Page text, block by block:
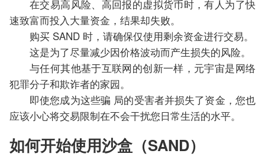
在交易高风险、高回报的虚拟货币时，有人为了快
速致富而投入大量资金，结果却失败。
购买 SAND 时，请确保仅使用剩余资金进行交易。
这是为了尽量减少因价格波动而产生损失的风险。
与任何其他基于互联网的创新一样，元宇宙是网络
犯罪分子和欺诈者的家园。
即使您成为这些骗 局的受害者并损失了资金，您也
应该小心将交易限制在不会干扰您日常生活的水平。
如何开始使用沙盒（SAND）